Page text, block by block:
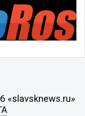
«slavsknews.ru»